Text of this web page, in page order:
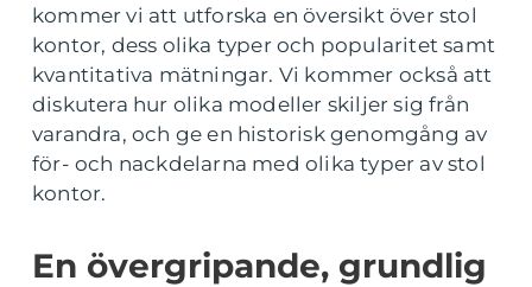
kommer vi att utforska en översikt över stol
kontor, dess olika typer och popularitet samt
kvantitativa mätningar. Vi kommer också att
diskutera hur olika modeller skiljer sig från
varandra, och ge en historisk genomgång av
för- och nackdelarna med olika typer av stol
kontor.
En övergripande, grundlig